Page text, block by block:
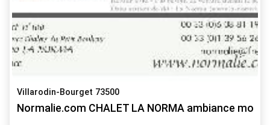
Villarodin-Bourget 73500
Normalie.com CHALET LA NORMA ambiance